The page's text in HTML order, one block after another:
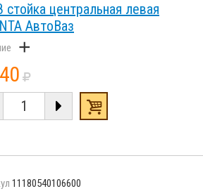
стойка центральная левая
АвтоВаз
+
11180540106600